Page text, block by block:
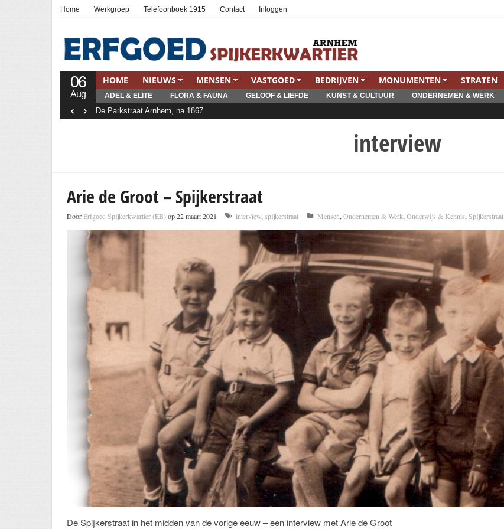
Home Werkgroep Telefoonboek 1915 Contact Inloggen
06
Aug
HOME NIEUWS MENSEN VASTGOED BEDRIJVEN MONUMENTEN STRATEN
ADEL & ELITE FLORA & FAUNA GELOOF & LIEFDE KUNST & CULTUUR ONDERNEMEN & WERK
De Parkstraat Arnhem, na 1867
‹ ›
interview
Arie de Groot – Spijkerstraat
DoorErfgoed Spijkerkwartier (EB)op 22 maart 2021 interview, spijkerstraat Mensen, Ondernemen & Werk, Onderwijs & Kennis, Spijkerstraat
De Spijkerstraat in het midden van de vorige eeuw – een interview met Arie de Groot